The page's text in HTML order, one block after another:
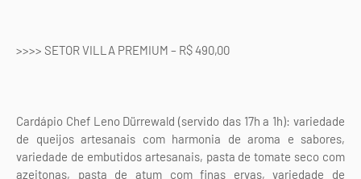
>>>> SETOR VILLA PREMIUM – R$ 490,00
Cardápio Chef Leno Dürrewald (servido das 17h a 1h): variedade
de queijos artesanais com harmonia de aroma e sabores,
variedade de embutidos artesanais, pasta de tomate seco com
azeitonas, pasta de atum com finas ervas, variedade de